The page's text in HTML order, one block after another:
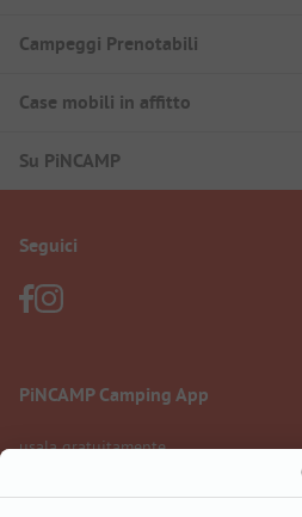
Campeggi Prenotabili
Case mobili in affitto
Su PiNCAMP
Seguici
PiNCAMP Camping App
usala gratuitamente